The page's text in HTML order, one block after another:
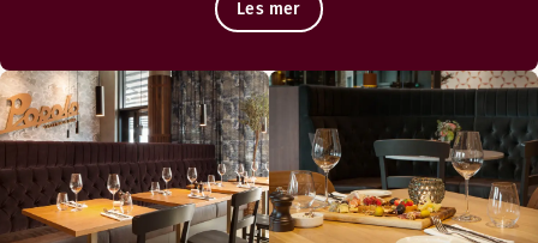
Les mer